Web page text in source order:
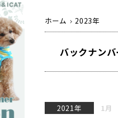
ホーム 2023年
バックナン
2021年 1月